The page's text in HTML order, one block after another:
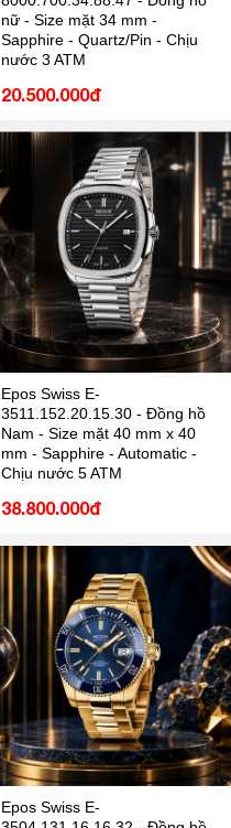
nữ - Size mặt 34 mm -
Sapphire - Quartz/Pin - Chịu
nước 3 ATM
20.500.000đ
Epos Swiss E-
3511.152.20.15.30 - Đồng hồ
Nam - Size mặt 40 mm x 40
mm - Sapphire - Automatic -
Chịu nước 5 ATM
38.800.000đ
Epos Swiss E-